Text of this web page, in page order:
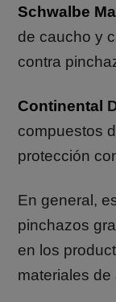
Schwalbe
de caucho y
contra
Continental
compuestos
protección
En general,
pinchazos
en los
materiales de